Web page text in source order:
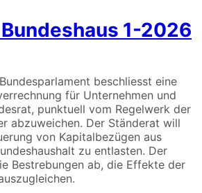
1-2026
beschliesst eine
für Unternehmen und
punktuell vom Regelwerk der
abzuweichen. Der Ständerat will
von Kapitalbezügen aus
zu entlasten. Der
Bestrebungen ab, die Effekte der